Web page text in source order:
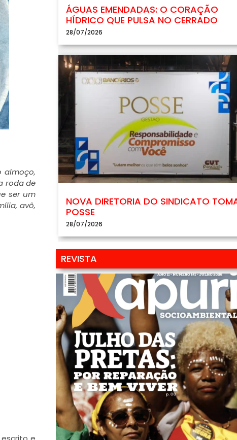
almoço,
roda de
ser um
avô,
ÁGUAS EMENDADAS: O CORAÇÃO
HÍDRICO QUE PULSA NO CERRADO
28/07/2026
NOVA DIRETORIA DO SINDICATO
POSSE
28/07/2026
REVISTA